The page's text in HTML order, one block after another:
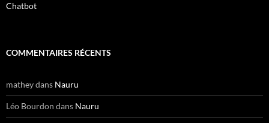
Chatbot
COMMENTAIRES RÉCENTS
matheydans Nauru
Léo Bourdon dans Nauru